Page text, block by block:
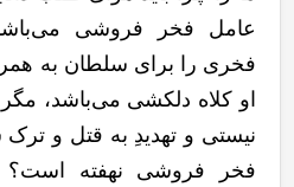
عامل فخر فروشی
فخری را برای سلطان به
او کلاه دلکشی می‌باشد،
نیستی و تهدیدِ به قتل و
فخر فروشی نهفته